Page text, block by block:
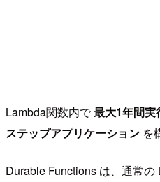
Lambda関数内で最大1年間実
ステップアプリケーション を
Durable Functions は、通常の